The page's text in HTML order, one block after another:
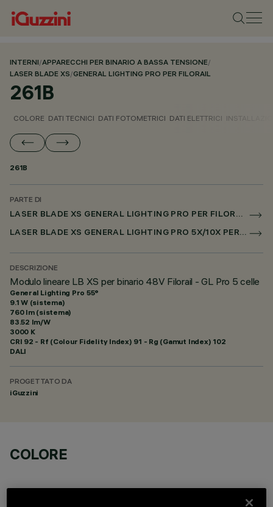
INTERNI/APPARECCHI PER BINARIO A BASSA TENSIONE/
LASER BLADE XS/GENERAL LIGHTING PRO PER FILORAIL
261B
COLORE DATI TECNICI DATI FOTOMETRICI DATI ELETTRICI
261B
PARTE DI
LASER BLADE XS GENERAL LIGHTING PRO PER FILORAIL
LASER BLADE XS GENERAL LIGHTING PRO 5X/10X PER FILORAIL DALI POWERLINE
DESCRIZIONE
Modulo lineare LB XS per binario 48V Filorail - GL Pro 5 celle
General Lighting Pro 55°
9.1 W (sistema)
760 lm (sistema)
83.52 lm/W
3000 K
CRI 92 - Rf (Colour Fidelity Index) 91 - Rg (Gamut Index) 102
DALI
PROGETTATO DA
iGuzzini
COLORE